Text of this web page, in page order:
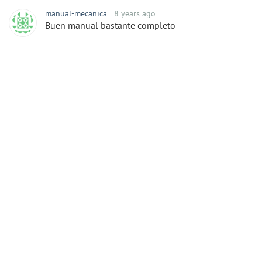
manual-mecanica 8 years ago
Buen manual bastante completo